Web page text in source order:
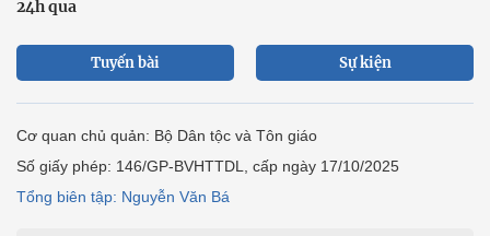
24h qua
Tuyến bài Sự kiện
Cơ quan chủ quản: Bộ Dân tộc và Tôn giáo
Số giấy phép: 146/GP-BVHTTDL, cấp ngày 17/10/2025
Tổng biên tập: Nguyễn Văn Bá